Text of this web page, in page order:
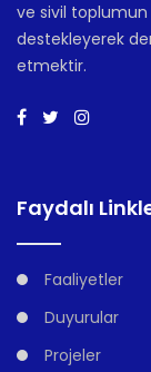
ve sivil toplumun
destekleyerek
etmektir.
Faydalı
Faaliyetler
Duyurular
Projeler